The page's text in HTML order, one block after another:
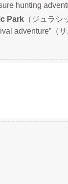
hunting
Park （ジュラシ
adventure”（